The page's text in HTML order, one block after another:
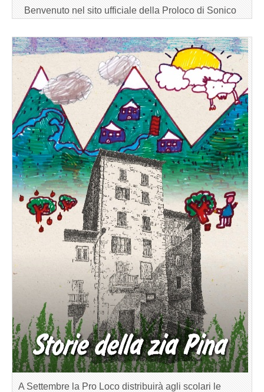
Benvenuto nel sito ufficiale della Proloco di Sonico
A Settembre la Pro Loco distribuirà agli scolari le